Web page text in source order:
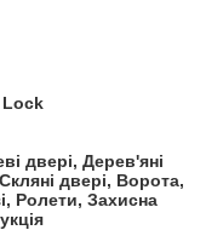
Lock
двері, Дерев'яні
двері, Ворота,
Ролети, Захисна